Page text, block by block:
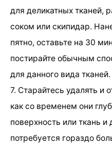
для деликатных тканей,
соком или скипидар.
пятно, оставьте на 30
постирайте обычным
для данного вида тканей.
7. Старайтесь удалять и
как со временем они
поверхность или ткань и
потребуется гораздо